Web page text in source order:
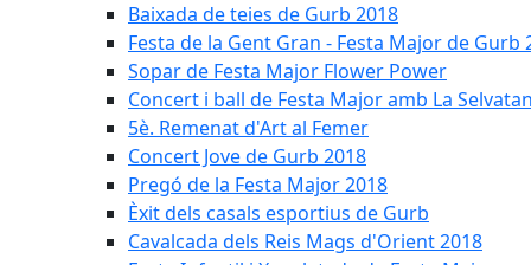
Baixada de teies de Gurb 2018
Festa de la Gent Gran - Festa Major de Gurb
Sopar de Festa Major Flower Power
Concert i ball de Festa Major amb La
5è. Remenat d'Art al Femer
Concert Jove de Gurb 2018
Pregó de la Festa Major 2018
Èxit dels casals esportius de Gurb
Cavalcada dels Reis Mags d'Orient 2018